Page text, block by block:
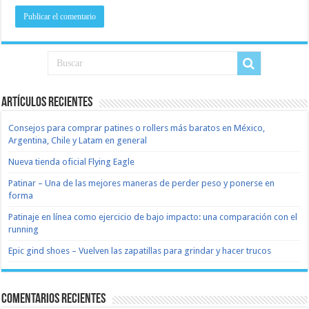
Artículos recientes
Consejos para comprar patines o rollers más baratos en México,
Argentina, Chile y Latam en general
Nueva tienda oficial Flying Eagle
Patinar – Una de las mejores maneras de perder peso y ponerse en
forma
Patinaje en línea como ejercicio de bajo impacto: una comparación con el
running
Epic gind shoes – Vuelven las zapatillas para grindar y hacer trucos
Comentarios recientes